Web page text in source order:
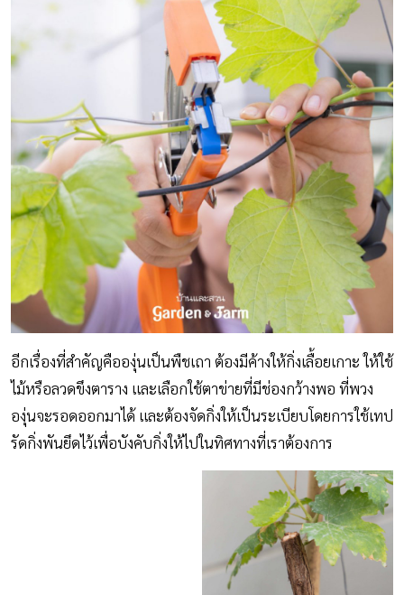
อีกเรื่องที่สำคัญคือองุ่นเป็นพืชเถา ต้องมีค้างให้กิ่งเลื้อยเกาะ ให้ใช้
ไม้หรือลวดขึงตาราง และเลือกใช้ตาข่ายที่มีช่องกว้างพอ ที่พวง
องุ่นจะรอดออกมาได้ และต้องจัดกิ่งให้เป็นระเบียบโดยการใช้เทป
รัดกิ่งพันยึดไว้เพื่อบังคับกิ่งให้ไปในทิศทางที่เราต้องการ